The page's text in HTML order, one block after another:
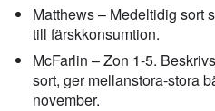
Matthews – Medeltidig sort
till färskkonsumtion.
McFarlin – Zon 1-5.
sort, ger mellanstora-stora
november.